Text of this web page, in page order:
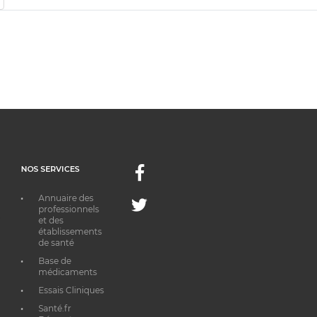
NOS SERVICES
Annuaire des
professionnels
et des
établissements
de santé
Base de
médicaments
Essais Cliniques
Santé.fr
Facebook
Twitter